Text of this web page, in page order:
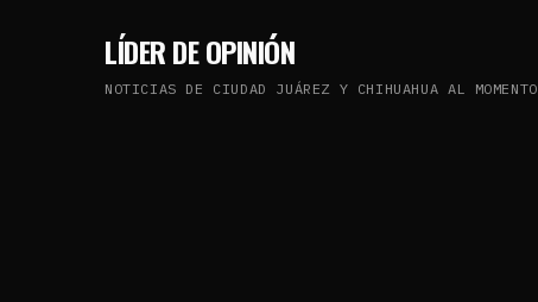
LÍDER DE OPINIÓN
NOTICIAS DE CIUDAD JUÁREZ Y CHIHUAHUA AL MOMENTO